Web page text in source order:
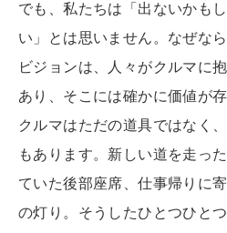
でも、私たちは「出ないかも
い」とは思いません。なぜな
ビジョンは、人々がクルマに
あり、そこには確かに価値が
クルマはただの道具ではなく
もあります。新しい道を走っ
ていた後部座席、仕事帰りに
の灯り。そうしたひとつひと